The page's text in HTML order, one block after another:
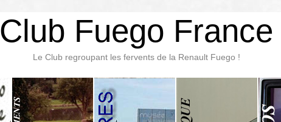
Club Fuego France
Le Club regroupant les fervents de la Renault Fuego !